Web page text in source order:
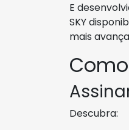
E
SKY
mais
Descubra: